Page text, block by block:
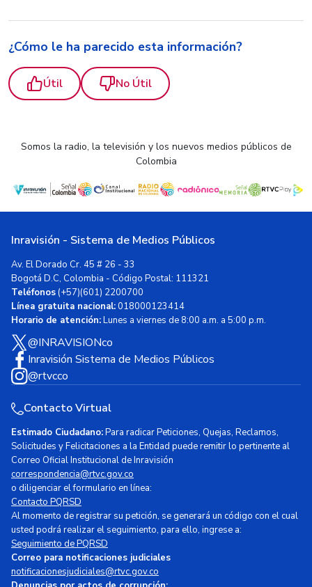
¿Cómo le ha parecido esta información?
Útil No Útil
Somos la radio, la televisión y los nuevos medios públicos de
Colombia
Inravisión - Sistema de Medios Públicos
Av. El Dorado Cr. 45 # 26 - 33
Bogotá D.C, Colombia - Código Postal: 111321
Teléfonos(+57)(601) 2200700
Línea gratuita nacional:018000123414
Horario de atención:Lunes a viernes de 8:00 a.m. a 5:00 p.m.
@INRAVISIONco
Inravisión Sistema de Medios Públicos
@rtvcco
Contacto Virtual
Estimado Ciudadano:Para radicar Peticiones, Quejas, Reclamos,
Solicitudes y Felicitaciones a la Entidad puede remitir lo pertinente al
Correo Oficial Institucional de Inravisión
correspondencia@rtvc.gov.co
o diligenciar el formulario en línea:
Contacto PQRSD
Al momento de registrar su petición, se generará un código con el cual
usted podrá realizar el seguimiento, para ello, ingrese a:
Seguimiento de PQRSD
Correo para notificaciones judiciales
notificacionesjudiciales@rtvc.gov.co